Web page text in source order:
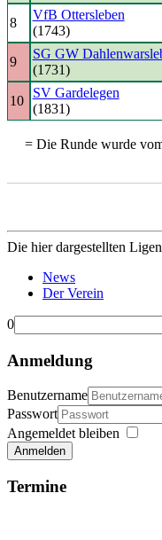
8
VfB Ottersleben
(1743)
9
SG GW
(1731)
10
SV Gardelegen
(1831)
= Die Runde wurde
Die hier dargestellten
News
Der Verein
0
Anmeldung
Benutzername
Passwort
Angemeldet bleiben
Anmelden
Termine